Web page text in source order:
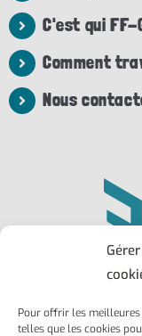
Pour offrir les meilleures
telles que les cookies
C'est qui FF-
Comment
Nous